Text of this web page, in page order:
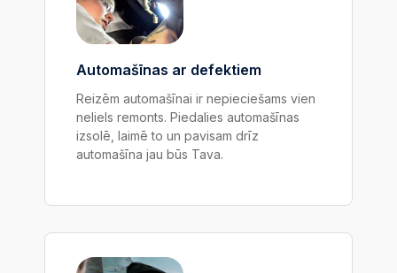
Automašīnas ar defektiem
Reizēm automašīnai ir nepieciešams vien
neliels remonts. Piedalies automašīnas
izsolē, laimē to un pavisam drīz
automašīna jau būs Tava.